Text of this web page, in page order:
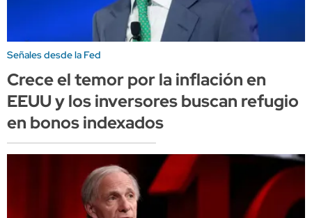
Señales desde la Fed
Crece el temor por la inflación en
EEUU y los inversores buscan refugio
en bonos indexados